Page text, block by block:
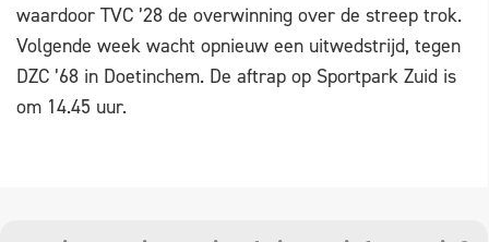
waardoor TVC ’28 de overwinning over de streep trok.
Volgende week wacht opnieuw een uitwedstrijd, tegen
DZC ’68 in Doetinchem. De aftrap op Sportpark Zuid is
om 14.45 uur.